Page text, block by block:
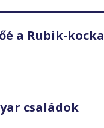
a Rubik-kocka
családok